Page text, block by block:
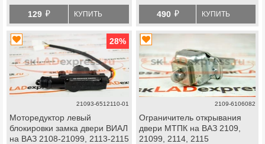
129 й КУПИТЬ 490 й КУПИТЬ
28%
21093-6512110-01
Моторедуктор левый
блокировки замка двери ВИАЛ
на ВАЗ 2108-21099, 2113-2115
2109-6106082
Ограничитель открывания
двери МТПК на ВАЗ 2109,
21099, 2114, 2115